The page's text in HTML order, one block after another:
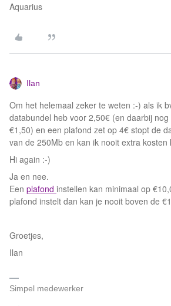
Aquarius
Ilan
Om het helemaal zeker te weten :-) als ik
databundel heb voor 2,50€ (en daarbij
€1,50) en een plafond zet op 4€ stopt de
van de 250Mb en kan ik nooit extra kosten
Hi again :-)
Ja en nee.
Een plafond instellen kan minimaal op
plafond instelt dan kan je nooit boven de
Groetjes,
Ilan
Simpel medewerker